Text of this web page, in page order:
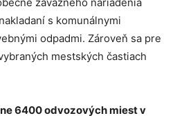
s komunálnymi
odpadmi. Zároveň sa pre
mestských častiach
6400 odvozových miest v